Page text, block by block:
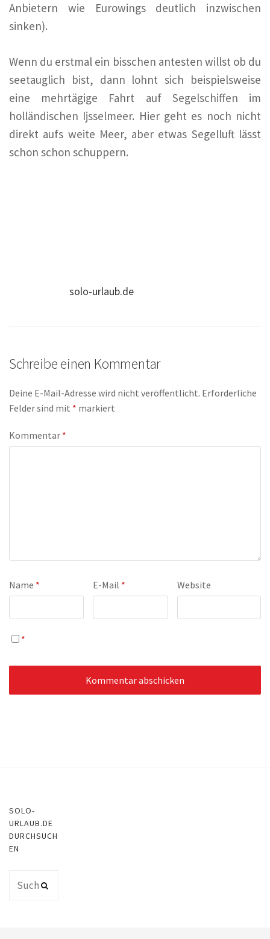
Anbietern wie Eurowings deutlich inzwischen
sinken).
Wenn du erstmal ein bisschen antesten willst ob du
seetauglich bist, dann lohnt sich beispielsweise
eine mehrtägige Fahrt auf Segelschiffen im
holländischen Ijsselmeer. Hier geht es noch nicht
direkt aufs weite Meer, aber etwas Segelluft lässt
schon schon schuppern.
solo-urlaub.de
Schreibe einen Kommentar
Deine E-Mail-Adresse wird nicht veröffentlicht. Erforderliche
Felder sind mit * markiert
Kommentar *
Name * E-Mail * Website
*
SOLO-
URLAUB.DE
DURCHSUCH
EN